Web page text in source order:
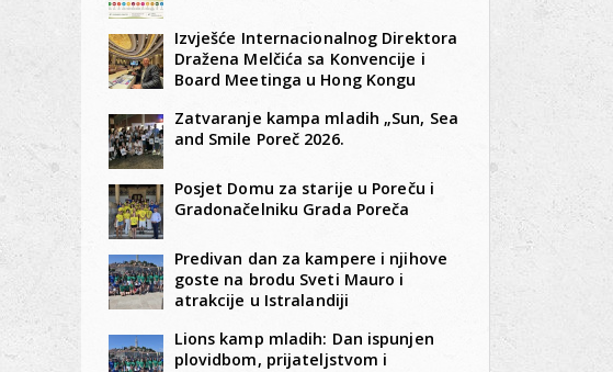
Izvješće Internacionalnog Direktora
Dražena Melčića sa Konvencije i
Board Meetinga u Hong Kongu
Zatvaranje kampa mladih „Sun, Sea
and Smile Poreč 2026.
Posjet Domu za starije u Poreču i
Gradonačelniku Grada Poreča
Predivan dan za kampere i njihove
goste na brodu Sveti Mauro i
atrakcije u Istralandiji
Lions kamp mladih: Dan ispunjen
plovidbom, prijateljstvom i